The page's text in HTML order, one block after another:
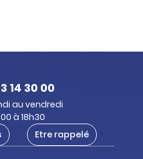
14 30 00
au vendredi
à 18h30
Etre rappelé